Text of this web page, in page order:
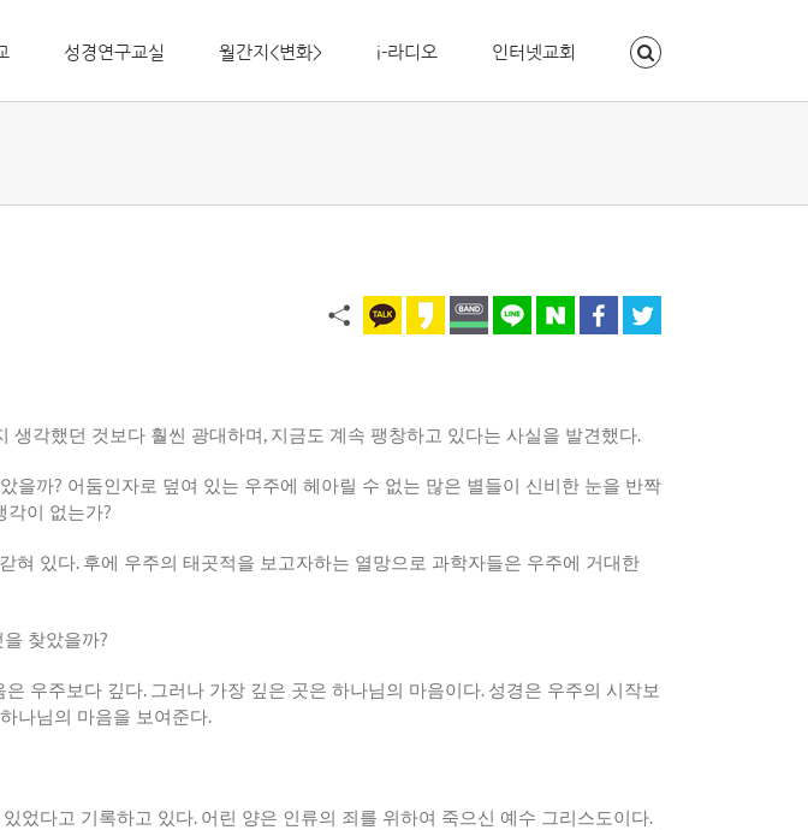
성경연구교실 월간지<변화> i-라디오 인터넷교회
생각했던 것보다 훨씬 광대하며, 지금도 계속 팽창하고 있다는 사실을 발견했다.
을까? 어둠인자로 덮여 있는 우주에 헤아릴 수 없는 많은 별들이 신비한 눈을 반짝
각이 없는가?
혀 있다. 후에 우주의 태곳적을 보고자하는 열망으로 과학자들은 우주에 거대한
찾았을까?
은 우주보다 깊다. 그러나 가장 깊은 곳은 하나님의 마음이다. 성경은 우주의 시작보
나님의 마음을 보여준다.
있었다고 기록하고 있다. 어린 양은 인류의 죄를 위하여 죽으신 예수 그리스도이다.